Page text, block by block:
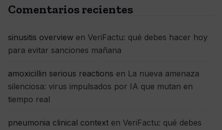
Comentarios recientes
sinusitis overview en VeriFactu: qué debes hacer hoy
para evitar sanciones mañana
amoxicillin serious reactions en La nueva amenaza
silenciosa: virus impulsados por IA que mutan en
tiempo real
pneumonia clinical context en VeriFactu: qué debes